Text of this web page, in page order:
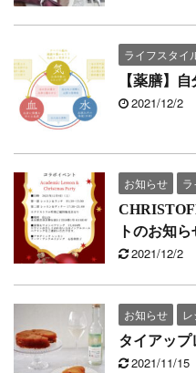
ライフスタイ
【薬膳】
2021/12/2
お知らせ
トのお知ら
2021/12/2
お知らせ
タイアッ
2021/11/15